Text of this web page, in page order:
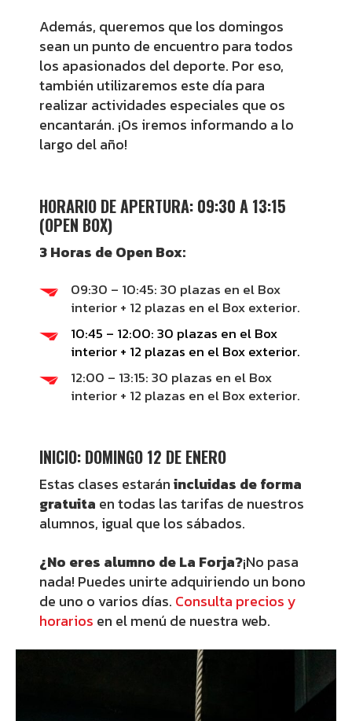
Además, queremos que los domingos
sean un punto de encuentro para todos
los apasionados del deporte. Por eso,
también utilizaremos este día para
realizar actividades especiales que os
encantarán. ¡Os iremos informando a lo
largo del año!
HORARIO DE APERTURA: 09:30 A 13:15
(OPEN BOX)
3 Horas de Open Box:
09:30 – 10:45: 30 plazas en el Box
interior + 12 plazas en el Box exterior.
10:45 – 12:00: 30 plazas en el Box
interior + 12 plazas en el Box exterior.
12:00 – 13:15: 30 plazas en el Box
interior + 12 plazas en el Box exterior.
INICIO: DOMINGO 12 DE ENERO
Estas clases estaránincluidas de forma
gratuita en todas las tarifas de nuestros
alumnos, igual que los sábados.
¿No eres alumno de La Forja?¡No pasa
nada! Puedes unirte adquiriendo un bono
de uno o varios días. Consulta precios y
horarios en el menú de nuestra web.